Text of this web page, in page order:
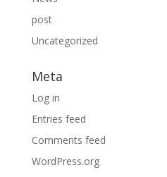
post
Uncategorized
Meta
Log in
Entries feed
Comments feed
WordPress.org